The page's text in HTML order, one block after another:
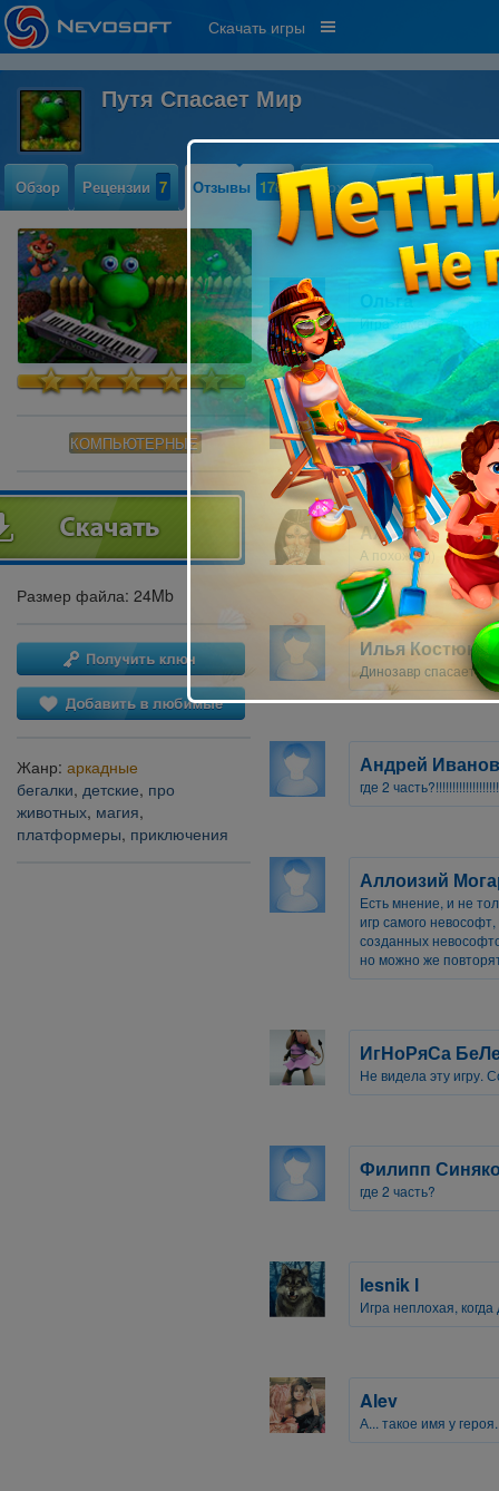
Скачать игры
Путя Спасает Мир
Обзор Рецензии 7 Отзывы 178 Прохождение 7
КОМПЬЮТЕРНЫЕ
Размер файла: 24Mb
Жанр: аркадные
бегалки, детские, про
животных, магия,
платформеры, приключения
Ольга
Игра
Денис Явдик
Супер игра)))
Алена
А похож! ))))
Илья Костюк
Динозавр спасает
Андрей Иванов
где 2
Аллоизий
Есть мнение, и не
игр самого
созданных
но можно же
ИгНоРяСа
Не видела эту игру.
Филипп
где 2 часть?
lesnik l
Игра неплохая,
Alev
А... такое имя у